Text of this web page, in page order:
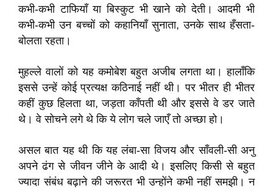
कभी-कभी टाफियाँ या बिस्कुट भी खाने को देती। आदमी भी
कभी-कभी उन बच्चों को कहानियाँ सुनाता, उनके साथ हँसता-
बोलता रहता।
मुहल्ले वालों को यह कमोबेश बहुत अजीब लगता था। हालाँकि
इससे उन्हें कोई प्रत्यक्ष कठिनाई नहीं थी। पर भीतर ही भीतर
कहीं कुछ हिलता था, जड़ता काँपती थी और इससे वे डर जाते
थे। वे सोचने लगे थे कि ये लोग चले जाएँ तो अच्छा हो।
असल बात यह थी कि यह लंबा-सा विजय और साँवली-सी अनु
अपने ढंग से जीवन जीने के आदी थे। इसलिए किसी से बहुत
ज्यादा संबंध बढ़ाने की जरूरत भी उन्होंने कभी नहीं समझी। न